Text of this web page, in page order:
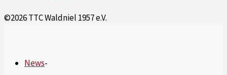
©2026 TTC Waldniel 1957 e.V.
News-